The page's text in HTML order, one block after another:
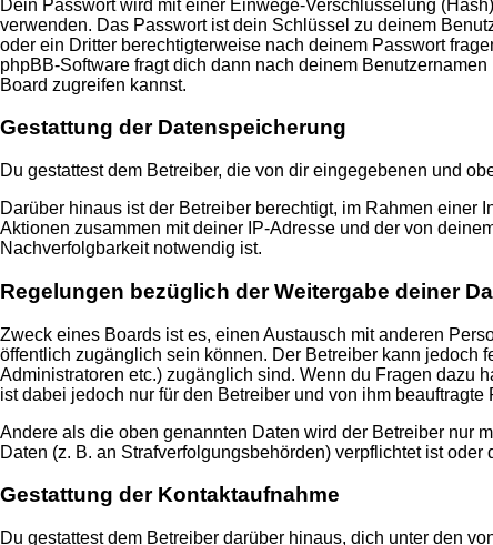
Dein Passwort wird mit einer Einwege-Verschlüsselung
verwenden. Das Passwort ist dein Schlüssel zu deinem
oder ein Dritter berechtigterweise nach deinem Passwort
phpBB-Software fragt dich dann nach deinem
Board zugreifen kannst.
Gestattung der Datenspeicherung
Du gestattest dem Betreiber, die von dir eingegebenen und
Darüber hinaus ist der Betreiber berechtigt, im Rahmen einer
Aktionen zusammen mit deiner IP-Adresse und der von
Nachverfolgbarkeit notwendig ist.
Regelungen bezüglich der Weitergabe deiner
Zweck eines Boards ist es, einen Austausch mit anderen
öffentlich zugänglich sein können. Der Betreiber kann jedoch
Administratoren etc.) zugänglich sind. Wenn du Fragen dazu
ist dabei jedoch nur für den Betreiber und von ihm
Andere als die oben genannten Daten wird der Betreiber nur
Daten (z. B. an Strafverfolgungsbehörden) verpflichtet ist
Gestattung der Kontaktaufnahme
Du gestattest dem Betreiber darüber hinaus, dich unter den